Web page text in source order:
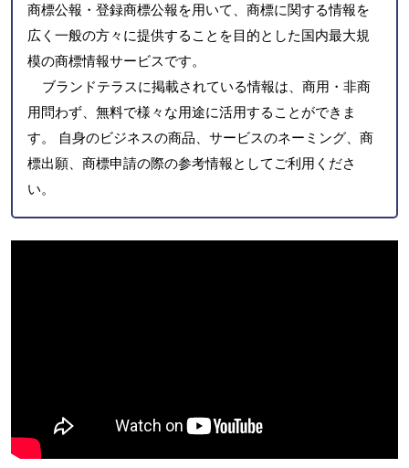
商標公報・登録商標公報を用いて、商標に関する情報を
広く一般の方々に提供することを目的とした国内最大規
模の商標情報サービスです。
ブランドテラスに掲載されている情報は、商用・非商
用問わず、無料で様々な用途に活用することができま
す。 自身のビジネスの商品、サービスのネーミング、商
標出願、商標申請の際の参考情報としてご利用くださ
い。